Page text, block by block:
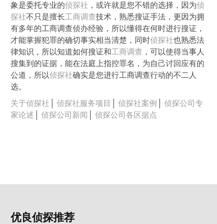
象是委托专业的侦探社 ，或许就是您不错的选择，因为侦
探社不只是擅长工商调查技术，熟悉搜证手法，更因为拥
有多年的工商调查侦办经验，所以懂得在何时进行搜证，
才能掌握犯罪的确切事实相当清楚，同时侦探社也熟悉法
律知识，所以知道如何搜证和工商调查 ，可以使得当事人
搜集到的证据，能在法庭上指控罪名，为自己讨回应有的
公道，所以侦探社确实是您进行工商调查行动的不二人
选。
关于侦探社 │侦探社服务项目 │侦探社案例 │侦探公司专
家论述 │侦探公司新闻 │侦探公司各区据点
优良侦探推荐